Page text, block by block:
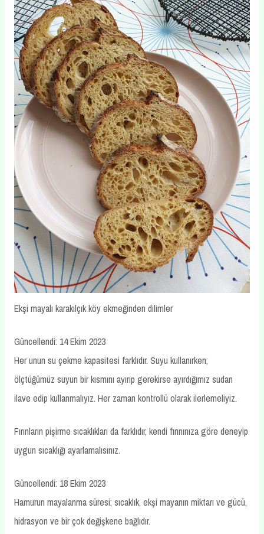
Ekşi mayalı karakılçık köy ekmeğinden dilimler
Güncellendi: 14 Ekim 2023
Her unun su çekme kapasitesi farklıdır. Suyu kullanırken;
ölçtüğümüz suyun bir kısmını ayırıp gerekirse ayırdığımız sudan
ilave edip kullanmalıyız. Her zaman kontrollü olarak ilerlemeliyiz.
Fırınların pişirme sıcaklıkları da farklıdır, kendi fırınınıza göre deneyip
uygun sıcaklığı ayarlamalısınız.
Güncellendi: 18 Ekim 2023
Hamurun mayalanma süresi; sıcaklık, ekşi mayanın miktarı ve gücü,
hidrasyon ve bir çok değişkene bağlıdır.